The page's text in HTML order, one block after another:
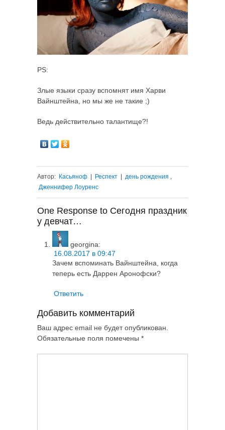
PS:
Злые языки сразу вспомнят имя Харви
Вайнштейна, но мы же не такие ;)
Ведь действительно талантище?!
Автор: Касьяноф | Респект | день рождения
Дженнифер Лоуренс
One Response to Сегодня праздник
у девчат…
georgina:
16.08.2017 в 09:47
Зачем вспоминать Вайнштейна, когда
теперь есть Даррен Аронофски?
Ответить
Добавить комментарий
Ваш адрес email не будет опубликован.
Обязательные поля помечены *